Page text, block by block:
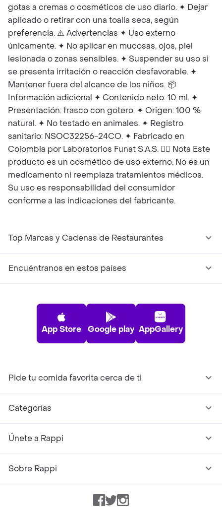
gotas a cremas o cosméticos de uso diario. ✦ Dejar
aplicado o retirar con una toalla seca, según
preferencia. ⚠️ Advertencias ✦ Uso externo
únicamente. ✦ No aplicar en mucosas, ojos, piel
lesionada o zonas sensibles. ✦ Suspender su uso si
se presenta irritación o reacción desfavorable. ✦
Mantener fuera del alcance de los niños. 📦
Información adicional ✦ Contenido neto: 10 ml. ✦
Presentación: frasco con gotero. ✦ Origen: 100 %
natural. ✦ No testado en animales. ✦ Registro
sanitario: NSOC32256-24CO. ✦ Fabricado en
Colombia por Laboratorios Funat S.A.S. 🧑‍⚖️ Nota Este
producto es un cosmético de uso externo. No es un
medicamento ni reemplaza tratamientos médicos.
Su uso es responsabilidad del consumidor
conforme a las indicaciones del fabricante.
Top Marcas y Cadenas de Restaurantes
Encuéntranos en estos países
App Store Google play AppGallery
Pide tu comida favorita cerca de ti
Categorías
Únete a Rappi
Sobre Rappi
Facebook
TwitterInstagram